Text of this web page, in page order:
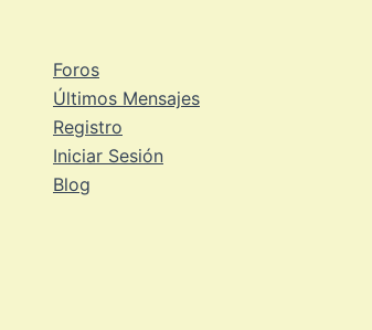
contenido
Foros
Últimos Mensajes
Registro
Iniciar Sesión
Blog